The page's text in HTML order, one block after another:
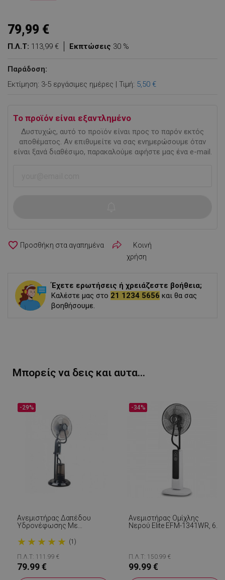
Εκπτώσεις 30 %
Π.Λ.Τ: 113,99 €
79,99 €
Παράδοση:
Εκτίμηση: 3-5 εργάσιμες ημέρες | Τιμή: 5,50 €
Το προϊόν είναι εξαντλημένο
Δυστυχώς, αυτό το προϊόν είναι προς το παρόν εκτός
αποθέματος. Αν επιθυμείτε να σας ενημερώσουμε όταν
είναι ξανά διαθέσιμο, παρακαλούμε αφήστε μας ένα e-mail.
favorite_border
Κοινή
χρήση
Έχετε ερωτήσεις ή χρειάζεστε βοήθεια;
Καλέστε μας στο 21 1234 5656 και θα σας
βοηθήσουμε.
Μπορείς να δεις και αυτα...
Aνεμιστήρας Δαπέδου
Υδρονέφωσης Με
1306, 3 Ταχύτητες, 3.2l, 75W,
★ ★ ★ ★ ★ (1)
-29%
Π.Λ.Τ: 111.99 €
79.99 €
Ανεμιστήρας Ομίχλης
Νερού Elite EFM-1341WR, 60
Τηλεχειριστήριο, Λευκό/
Μαύρο
-34%
Π.Λ.Τ: 150.99 €
99.99 €